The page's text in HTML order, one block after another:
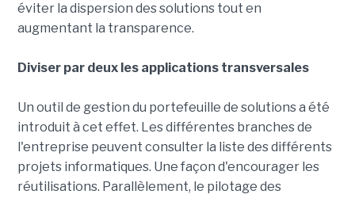
éviter la dispersion des solutions tout en
augmentant la transparence.
Diviser par deux les applications transversales
Un outil de gestion du portefeuille de solutions a été
introduit à cet effet. Les différentes branches de
l'entreprise peuvent consulter la liste des différents
projets informatiques. Une façon d'encourager les
réutilisations. Parallèlement, le pilotage des